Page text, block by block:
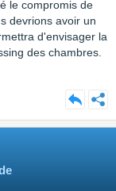
le compromis de
devrions avoir un
d'envisager la
des chambres.